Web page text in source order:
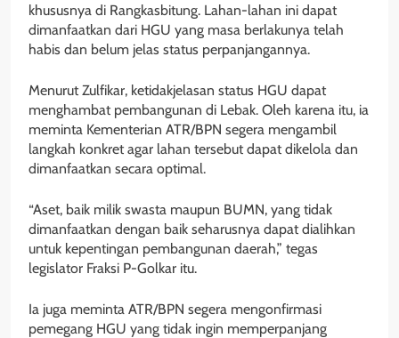
khususnya di Rangkasbitung. Lahan-lahan ini dapat
dimanfaatkan dari HGU yang masa berlakunya telah
habis dan belum jelas status perpanjangannya.
Menurut Zulfikar, ketidakjelasan status HGU dapat
menghambat pembangunan di Lebak. Oleh karena itu, ia
meminta Kementerian ATR/BPN segera mengambil
langkah konkret agar lahan tersebut dapat dikelola dan
dimanfaatkan secara optimal.
“Aset, baik milik swasta maupun BUMN, yang tidak
dimanfaatkan dengan baik seharusnya dapat dialihkan
untuk kepentingan pembangunan daerah,” tegas
legislator Fraksi P-Golkar itu.
Ia juga meminta ATR/BPN segera mengonfirmasi
pemegang HGU yang tidak ingin memperpanjang